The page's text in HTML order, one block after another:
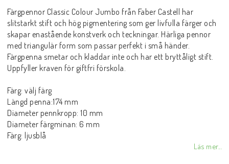
Lägg till i favoritlistan
Färgpennor Classic Colour Jumbo från Faber Castell har
slitstarkt stift och hög pigmentering som ger livfulla färger och
skapar enastående konstverk och teckningar. Härliga pennor
med triangulär form som passar perfekt i små händer.
Färgpenna smetar och kladdar inte och har ett bryttåligt stift.
Uppfyller kraven för giftfri förskola.
Färg: välj färg
Längd penna:174 mm
Diameter pennkropp: 10 mm
Diameter färgminan: 6 mm
Färg: ljusblå
Läs mer...